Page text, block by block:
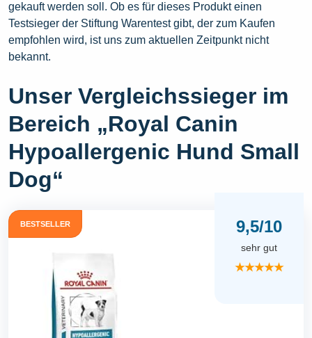
gekauft werden soll. Ob es für dieses Produkt einen
Testsieger der Stiftung Warentest gibt, der zum Kaufen
empfohlen wird, ist uns zum aktuellen Zeitpunkt nicht
bekannt.
Unser Vergleichssieger im
Bereich „Royal Canin
Hypoallergenic Hund Small
Dog“
BESTSELLER 9,5/10
sehr gut
★★★★★